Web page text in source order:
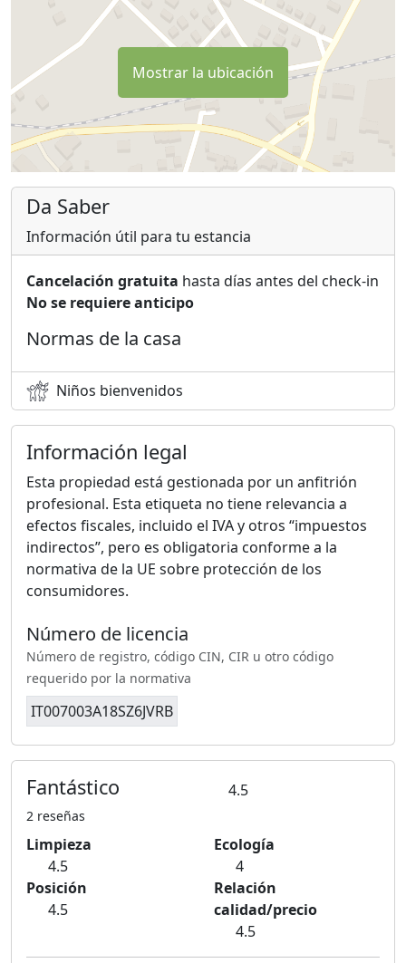
Mostrar la ubicación
Da Saber
Información útil para tu estancia
Cancelación gratuita hasta días antes del check-in
No se requiere anticipo
Normas de la casa
Niños bienvenidos
Información legal
Esta propiedad está gestionada por un anfitrión
profesional. Esta etiqueta no tiene relevancia a
efectos fiscales, incluido el IVA y otros “impuestos
indirectos”, pero es obligatoria conforme a la
normativa de la UE sobre protección de los
consumidores.
Número de licencia
Número de registro, código CIN, CIR u otro código
requerido por la normativa
IT007003A18SZ6JVRB
Fantástico 4.5
2 reseñas
Limpieza
4.5
Ecología
4
Posición
4.5
Relación
calidad/precio
4.5